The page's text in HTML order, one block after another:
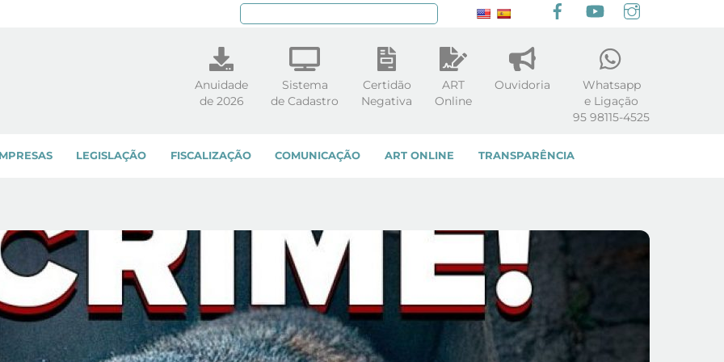
LEGISLAÇÃO FISCALIZAÇÃO COMUNICAÇÃO ART ONLINE TRANSPARÊNCIA
Anuidade
de 2026
Sistema
de Cadastro
Certidão
Negativa
ART
Online
Ouvidoria
Whatsapp
e Ligação
95 98115-4525